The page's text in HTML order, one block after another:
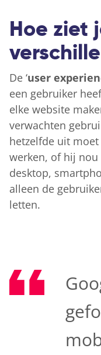
Hoe ziet
De ‘user
een gebruiker
elke website
verwachten
hetzelfde uit
werken, of hij
desktop,
alleen de
letten.